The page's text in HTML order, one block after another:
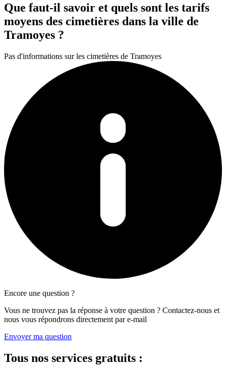
Que faut-il savoir et quels sont les tarifs
moyens des cimetières dans la ville de
Tramoyes ?
Pas d'informations sur les cimetières de Tramoyes
Encore une question ?
Vous ne trouvez pas la réponse à votre question ? Contactez-nous et
nous vous répondrons directement par e-mail
Envoyer ma question
Tous nos services gratuits :